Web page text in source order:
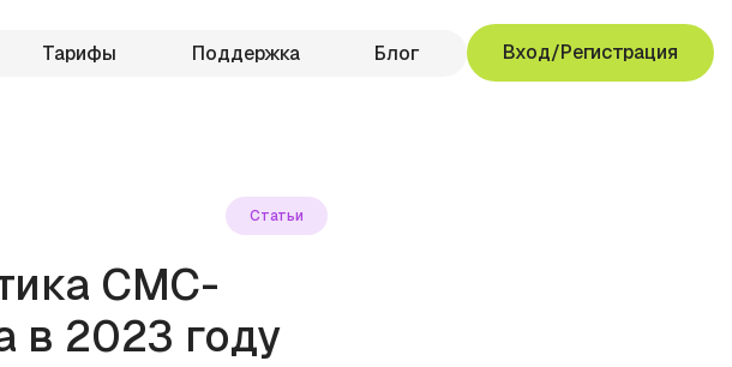
Тарифы Поддержка Блог Вход/Регистрация
Статьи
СМС-
в 2023 году